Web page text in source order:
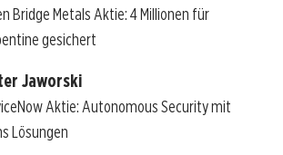
Bridge Metals Aktie: 4 Millionen für
gesichert
Jaworski
Aktie: Autonomous Security mit
Lösungen